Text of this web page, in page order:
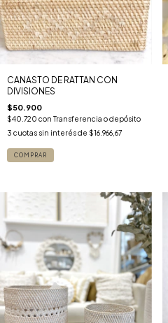
CANASTO DE RATTAN CON
DIVISIONES
$50.900
$40.720 con Transferencia o depósito
3 cuotas sin interés de $16.966,67